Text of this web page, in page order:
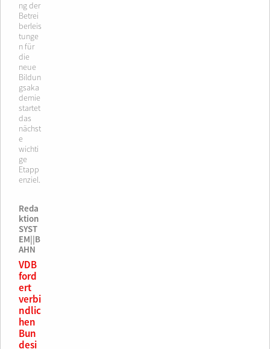
ng der
Betrei
berleis
tunge
n für
die
neue
Bildun
gsaka
demie
startet
das
nächst
e
wichti
ge
Etapp
enziel.
Reda
ktion
SYST
EM||B
AHN
VDB
ford
ert
verbi
ndlic
hen
Bun
desi